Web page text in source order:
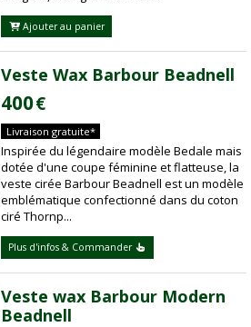
Ajouter au panier
Veste Wax Barbour Beadnell
400€
Livraison gratuite*
Inspirée du légendaire modèle Bedale mais
dotée d'une coupe féminine et flatteuse, la
veste cirée Barbour Beadnell est un modèle
emblématique confectionné dans du coton
ciré Thornp...
Plus d'infos & Commander
Veste wax Barbour Modern
Beadnell